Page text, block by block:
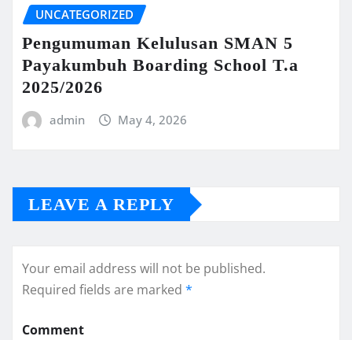
UNCATEGORIZED
Pengumuman Kelulusan SMAN 5
Payakumbuh Boarding School T.a
2025/2026
admin May 4, 2026
LEAVE A REPLY
Your email address will not be published.
Required fields are marked *
Comment